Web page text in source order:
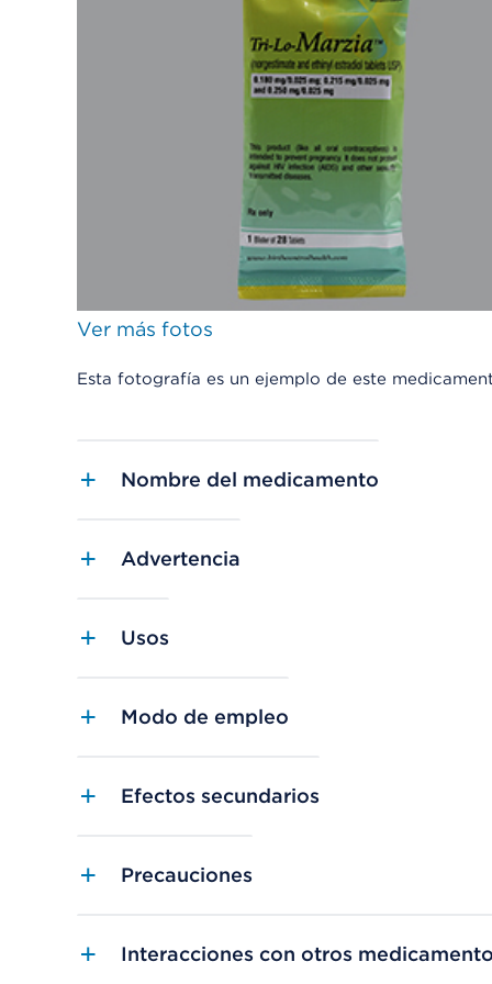
Ver más fotos
Esta fotografía es un ejemplo de este
Nombre del medicamento
Advertencia
Usos
Modo de empleo
Efectos secundarios
Precauciones
Interacciones con otros